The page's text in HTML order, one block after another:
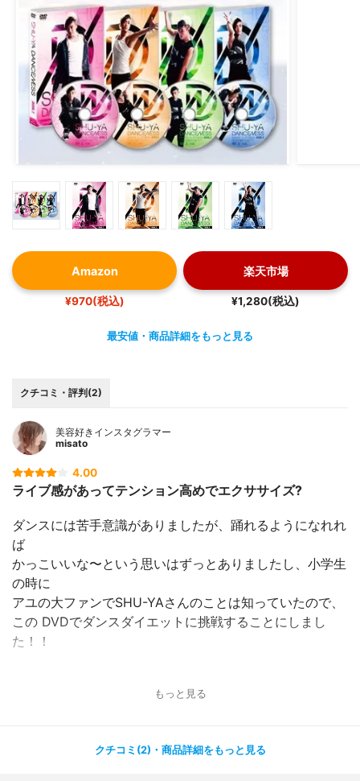
Amazon
¥970(税込)
楽天市場
¥1,280(税込)
最安値・商品詳細をもっと見る
クチコミ・評判(2)
美容好きインスタグラマー
misato
4.00
ライブ感があってテンション高めでエクササイズ?
ダンスには苦手意識がありましたが、踊れるようになれれ
ば
かっこいいな〜という思いはずっとありましたし、小学生
の時に
アユの大ファンでSHU-YAさんのことは知っていたので、
この DVDでダンスダイエットに挑戦することにしまし
た！！
もっと見る
クチコミ(2)・商品詳細をもっと見る